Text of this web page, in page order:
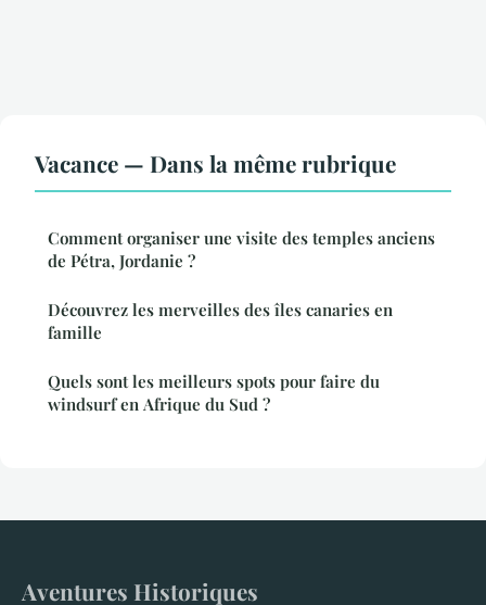
Vacance — Dans la même rubrique
Comment organiser une visite des temples anciens
de Pétra, Jordanie ?
Découvrez les merveilles des îles canaries en
famille
Quels sont les meilleurs spots pour faire du
windsurf en Afrique du Sud ?
Aventures Historiques